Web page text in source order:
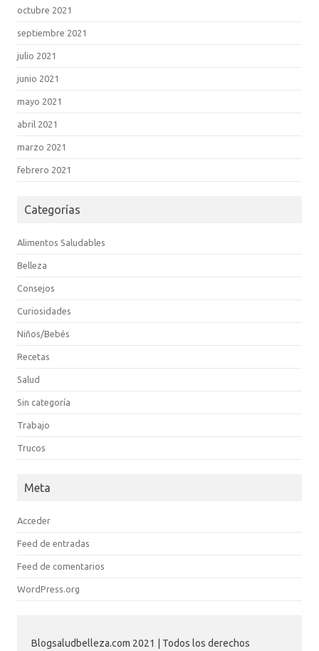
octubre 2021
septiembre 2021
julio 2021
junio 2021
mayo 2021
abril 2021
marzo 2021
febrero 2021
Categorías
Alimentos Saludables
Belleza
Consejos
Curiosidades
Niños/Bebés
Recetas
Salud
Sin categoría
Trabajo
Trucos
Meta
Acceder
Feed de entradas
Feed de comentarios
WordPress.org
Blogsaludbelleza.com 2021 | Todos los derechos